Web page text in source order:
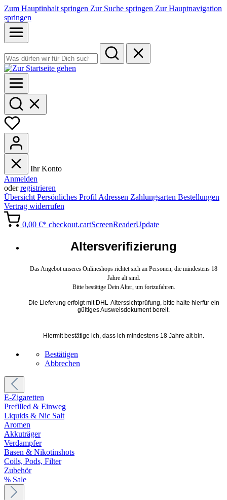
Zum Hauptinhalt springen Zur Suche springen Zur Hauptnavigation
springen
Ihr Konto
Anmelden
oderregistrieren
Übersicht Persönliches Profil Adressen Zahlungsarten Bestellungen
Vertrag widerrufen
0,00 €* checkout.cartScreenReaderUpdate
Altersverifizierung
Das Angebot unseres Onlineshops richtet sich an Personen, die mindestens 18
Jahre alt sind.
Bitte bestätige Dein Alter, um fortzufahren.
Die Lieferung erfolgt mit DHL-Alterssichtprüfung, bitte halte hierfür ein
gültiges Ausweisdokument bereit.
Hiermit bestätige ich, dass ich mindestens 18 Jahre alt bin.
Bestätigen
Abbrechen
E-Zigaretten
Prefilled & Einweg
Liquids & Nic Salt
Aromen
Akkuträger
Verdampfer
Basen & Nikotinshots
Coils, Pods, Filter
Zubehör
% Sale